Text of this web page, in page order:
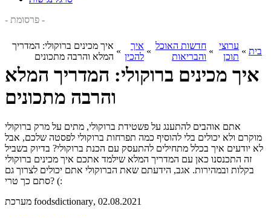
- פרסומת -
בית »
ערוצי
תוכן
»
חדשות האוכל
והבריאות
»
איך
להכין
»
איך מכינים ברוקולי: המדריך
המלא והרבה מתכונים
איך מכינים ברוקולי: המדריך המלא
והרבה מתכונים
אתם אוהבים להתענג על פשטידת ברוקולי, מתים על מרק ברוקולי
מוקרם ולא יכולים בלי להוסיף כמה תפרחות ברוקולי לפסטה שלכם, אבל
לא יודעים איך בכלל מתחילים להתעסק עם הכנת ברוקולי? בדיוק בשביל
זה התכנסנו כאן עם המדריך המלא שילמד אתכם איך מכינים ברוקולי
בקלות ובמהירות. אגב, הידעתם שאת הברוקולי אתם יכולים לצרוך גם
סתם כך טרי? (:
מערכת foodsdictionary, 02.08.2021